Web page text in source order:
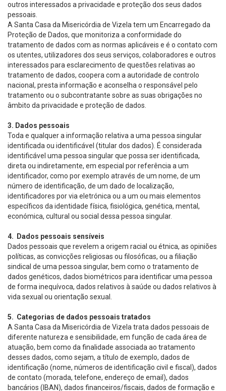
outros interessados a privacidade e proteção dos seus dados
pessoais.
A Santa Casa da Misericórdia de Vizela tem um Encarregado da
Proteção de Dados, que monitoriza a conformidade do
tratamento de dados com as normas aplicáveis e é o contato com
os utentes, utilizadores dos seus serviços, colaboradores e outros
interessados para esclarecimento de questões relativas ao
tratamento de dados, coopera com a autoridade de controlo
nacional, presta informação e aconselha o responsável pelo
tratamento ou o subcontratante sobre as suas obrigações no
âmbito da privacidade e proteção de dados.
3. Dados pessoais
Toda e qualquer a informação relativa a uma pessoa singular
identificada ou identificável (titular dos dados). É considerada
identificável uma pessoa singular que possa ser identificada,
direta ou indiretamente, em especial por referência a um
identificador, como por exemplo através de um nome, de um
número de identificação, de um dado de localização,
identificadores por via eletrónica ou a um ou mais elementos
específicos da identidade física, fisiológica, genética, mental,
económica, cultural ou social dessa pessoa singular.
4. Dados pessoais sensíveis
Dados pessoais que revelem a origem racial ou étnica, as opiniões
políticas, as convicções religiosas ou filosóficas, ou a filiação
sindical de uma pessoa singular, bem como o tratamento de
dados genéticos, dados biométricos para identificar uma pessoa
de forma inequívoca, dados relativos à saúde ou dados relativos à
vida sexual ou orientação sexual.
5. Categorias de dados pessoais tratados
A Santa Casa da Misericórdia de Vizela trata dados pessoais de
diferente natureza e sensibilidade, em função de cada área de
atuação, bem como da finalidade associada ao tratamento
desses dados, como sejam, a título de exemplo, dados de
identificação (nome, números de identificação civil e fiscal), dados
de contato (morada, telefone, endereço de email), dados
bancários (IBAN), dados financeiros/fiscais, dados de formação e